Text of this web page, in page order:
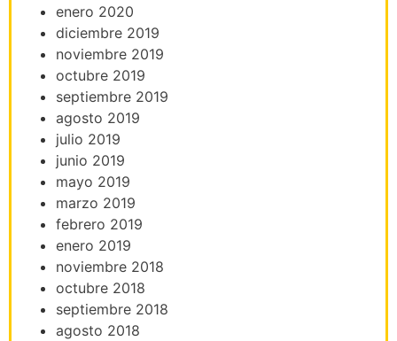
enero 2020
diciembre 2019
noviembre 2019
octubre 2019
septiembre 2019
agosto 2019
julio 2019
junio 2019
mayo 2019
marzo 2019
febrero 2019
enero 2019
noviembre 2018
octubre 2018
septiembre 2018
agosto 2018